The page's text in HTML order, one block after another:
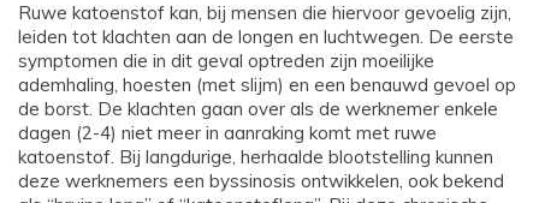
Ruwe katoenstof kan, bij mensen die hiervoor gevoelig zijn,
leiden tot klachten aan de longen en luchtwegen. De eerste
symptomen die in dit geval optreden zijn moeilijke
ademhaling, hoesten (met slijm) en een benauwd gevoel op
de borst. De klachten gaan over als de werknemer enkele
dagen (2-4) niet meer in aanraking komt met ruwe
katoenstof. Bij langdurige, herhaalde blootstelling kunnen
deze werknemers een byssinosis ontwikkelen, ook bekend